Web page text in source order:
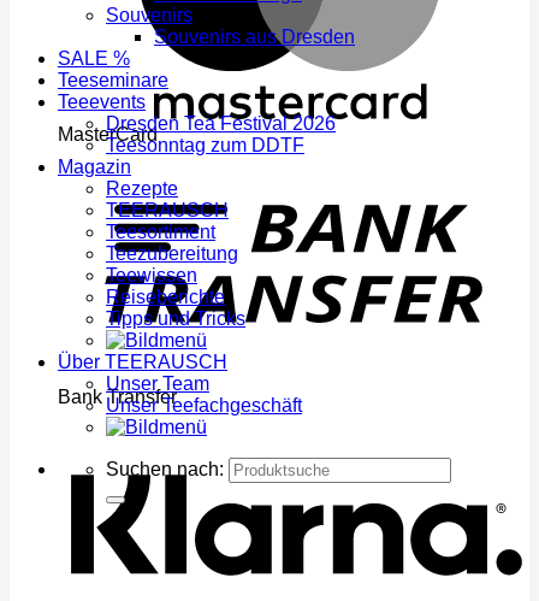
MasterCard
Bank Transfer
Souvenirs
Souvenirs aus Dresden
SALE %
Teeseminare
Teeevents
Dresden Tea Festival 2026
Teesonntag zum DDTF
Magazin
Rezepte
TEERAUSCH
Teesortiment
Teezubereitung
Teewissen
Reiseberichte
Tipps und Tricks
Über TEERAUSCH
Unser Team
Unser Teefachgeschäft
Suchen nach: